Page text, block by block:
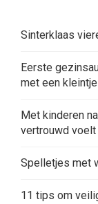
Sinterklaas
Eerste
met een kleintje
Met kinderen
vertrouwd voelt
Spelletjes met
11 tips om